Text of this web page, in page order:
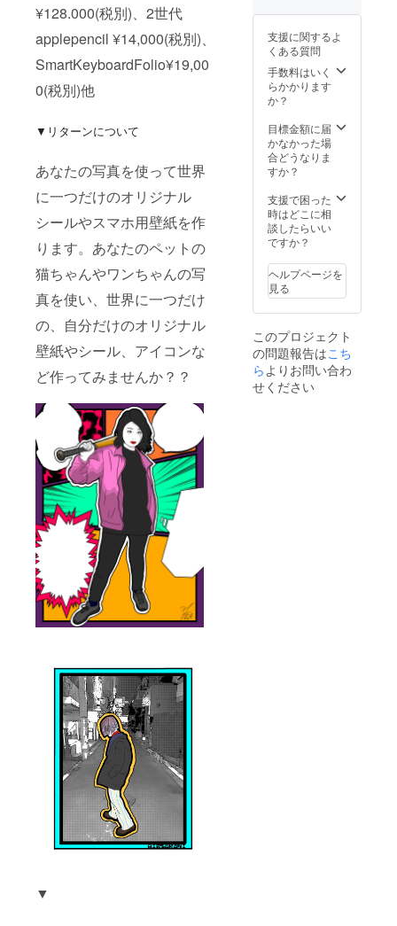
¥128.000(税別)、2世代
applepencil ¥14,000(税別)、
SmartKeyboardFolio¥19,00
0(税別)他
▼リターンについて
あなたの写真を使って世界
に一つだけのオリジナル
シールやスマホ用壁紙を作
ります。あなたのペットの
猫ちゃんやワンちゃんの写
真を使い、世界に一つだけ
の、自分だけのオリジナル
壁紙やシール、アイコンな
ど作ってみませんか？？
▼
やワン
ちゃん
の写
真、ご
夫婦の
思い出
い、世
界に一
つだけ
のオリ
ジナル
壁紙や
シール
みませ
か？？
メール
シール
や壁紙
にした
い写真
を送信
種類壁
の場合
は、
シール1
種類×3
に送ら
せてい
ただ
をメー
ルで
メッ
セージ
送らせ
て頂き
ます。
あなた
トの猫
ちゃん
やワン
ちゃん
の写真
支援に関するよ
くある質問
手数料はいく
らかかります
か？
目標金額に届
かなかった場
合どうなりま
すか？
支援で困った
時はどこに相
談したらいい
ですか？
ヘルプページを
見る
このプロジェクト
の問題報告はこち
らよりお問い合わ
せください